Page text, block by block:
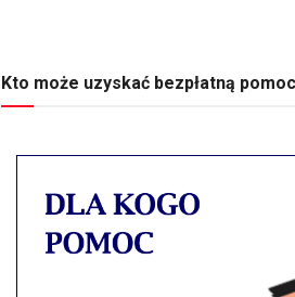
Kto może uzyskać bezpłatną